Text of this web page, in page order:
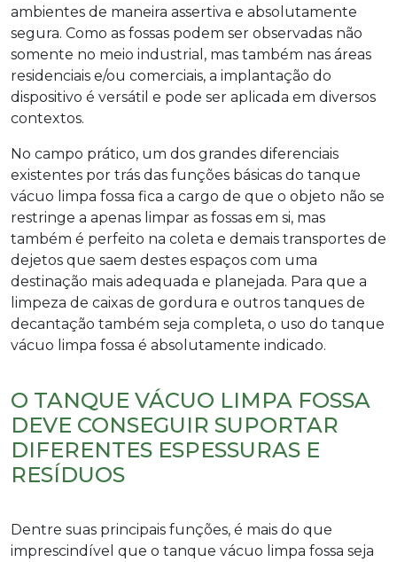
ambientes de maneira assertiva e absolutamente
segura. Como as fossas podem ser observadas não
somente no meio industrial, mas também nas áreas
residenciais e/ou comerciais, a implantação do
dispositivo é versátil e pode ser aplicada em diversos
contextos.
No campo prático, um dos grandes diferenciais
existentes por trás das funções básicas do tanque
vácuo limpa fossa fica a cargo de que o objeto não se
restringe a apenas limpar as fossas em si, mas
também é perfeito na coleta e demais transportes de
dejetos que saem destes espaços com uma
destinação mais adequada e planejada. Para que a
limpeza de caixas de gordura e outros tanques de
decantação também seja completa, o uso do tanque
vácuo limpa fossa é absolutamente indicado.
O TANQUE VÁCUO LIMPA FOSSA
DEVE CONSEGUIR SUPORTAR
DIFERENTES ESPESSURAS E
RESÍDUOS
Dentre suas principais funções, é mais do que
imprescindível que o tanque vácuo limpa fossa seja